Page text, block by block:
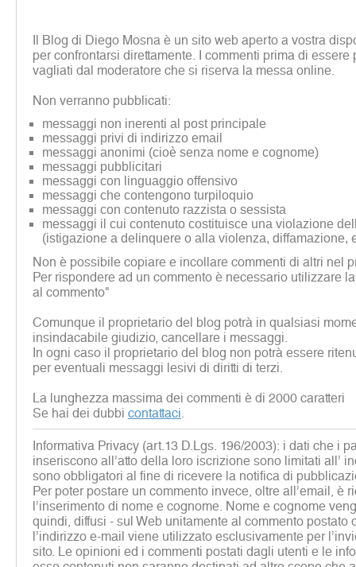
Il Blog di Diego Mosna è un sito web aperto a vostra
per confrontarsi direttamente. I commenti prima di essere
vagliati dal moderatore che si riserva la messa online.
Non verranno pubblicati:
messaggi non inerenti al post principale
messaggi privi di indirizzo email
messaggi anonimi (cioè senza nome e cognome)
messaggi pubblicitari
messaggi con linguaggio offensivo
messaggi che contengono turpiloquio
messaggi con contenuto razzista o sessista
messaggi il cui contenuto costituisce una violazione
(istigazione a delinquere o alla violenza, diffamazione,
Non è possibile copiare e incollare commenti di altri nel
Per rispondere ad un commento è necessario utilizzare
al commento"
Comunque il proprietario del blog potrà in qualsiasi
insindacabile giudizio, cancellare i messaggi.
In ogni caso il proprietario del blog non potrà essere
per eventuali messaggi lesivi di diritti di terzi.
La lunghezza massima dei commenti è di 2000 caratteri
Se hai dei dubbi contattaci
Informativa Privacy (art.13 D.Lgs. 196/2003): i dati che i
inseriscono all’atto della loro iscrizione sono limitati all’
sono obbligatori al fine di ricevere la notifica di
Per poter postare un commento invece, oltre all’email, è
l’inserimento di nome e cognome. Nome e cognome
quindi, diffusi - sul Web unitamente al commento postato
l’indirizzo e-mail viene utilizzato esclusivamente per
sito. Le opinioni ed i commenti postati dagli utenti e le